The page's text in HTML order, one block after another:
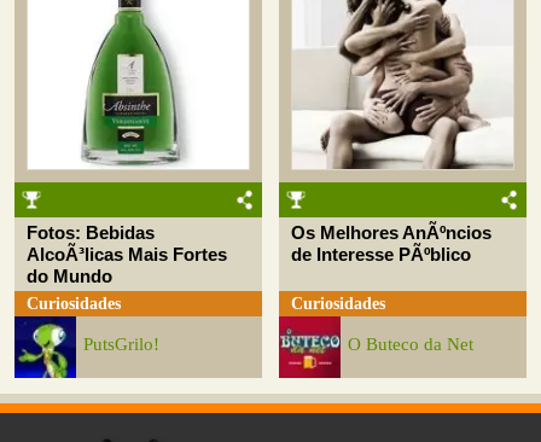
Fotos: Bebidas
AlcoÃ³licas Mais Fortes
do Mundo
Curiosidades
PutsGrilo!
Os Melhores AnÃºncios
de Interesse PÃºblico
Curiosidades
O Buteco da Net